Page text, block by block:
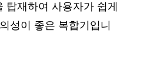
재하여 사용자가 쉽게
성이 좋은 복합기입니